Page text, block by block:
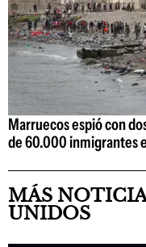
Marruecos espió con
de 60.000 inmigrantes
MÁS
UNIDOS